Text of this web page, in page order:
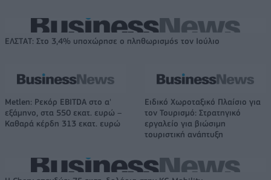
ΕΛΣΤΑΤ: Στο 3,4% υποχώρησε ο πληθωρισμός τον Ιούλιο
Metlen: Ρεκόρ EBITDA στο α'
εξάμηνο, στα 550 εκατ. ευρώ –
Καθαρά κέρδη 313 εκατ. ευρώ
Ειδικό Χωροταξικό Πλαίσιο για
τον Τουρισμό: Στρατηγικό
εργαλείο για βιώσιμη
τουριστική ανάπτυξη